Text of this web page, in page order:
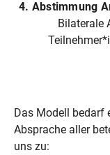
4. Abstimmung
Bilaterale
Das Modell bedarf
Absprache aller
uns zu: